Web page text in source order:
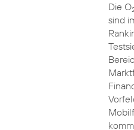
Die O
sind